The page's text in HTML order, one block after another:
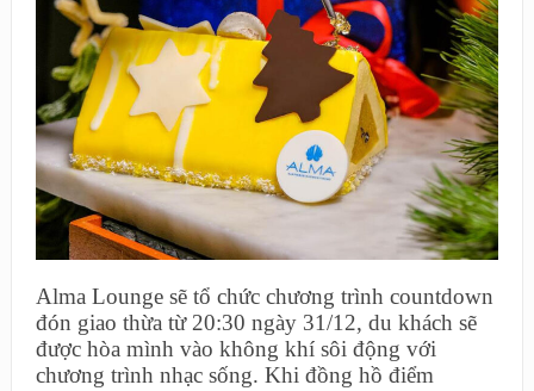
Alma Lounge sẽ tổ chức chương trình countdown
đón giao thừa từ 20:30 ngày 31/12, du khách sẽ
được hòa mình vào không khí sôi động với
chương trình nhạc sống. Khi đồng hồ điểm